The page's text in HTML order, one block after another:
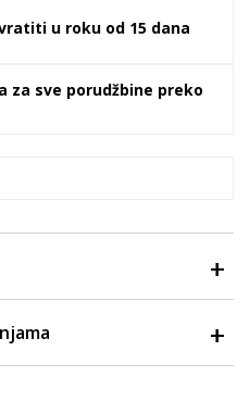
u roku od 15 dana
za sve porudžbine preko